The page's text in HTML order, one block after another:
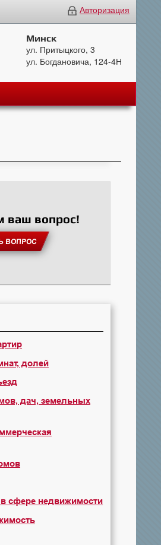
Авторизация
Минск
ул. Притыцкого, 3
ул. Богдановича, 124-4Н
ваш вопрос!
ВОПРОС
долей
дач, земельных
сфере недвижимости